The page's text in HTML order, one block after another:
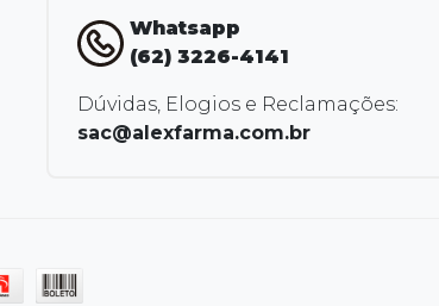
Whatsapp
(62) 3226-4141
Dúvidas, Elogios e Reclamações:
sac@alexfarma.com.br